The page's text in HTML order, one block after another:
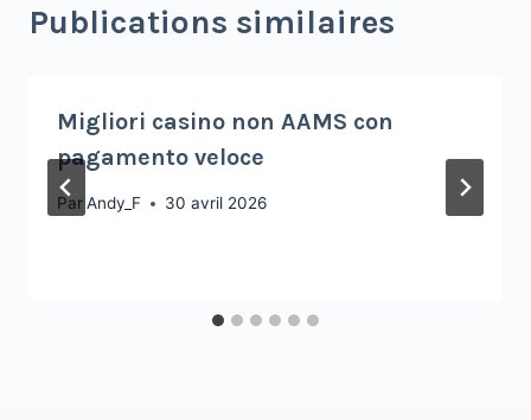
Publications similaires
Migliori casino non AAMS con
pagamento veloce
ParAndy_F 30 avril 2026